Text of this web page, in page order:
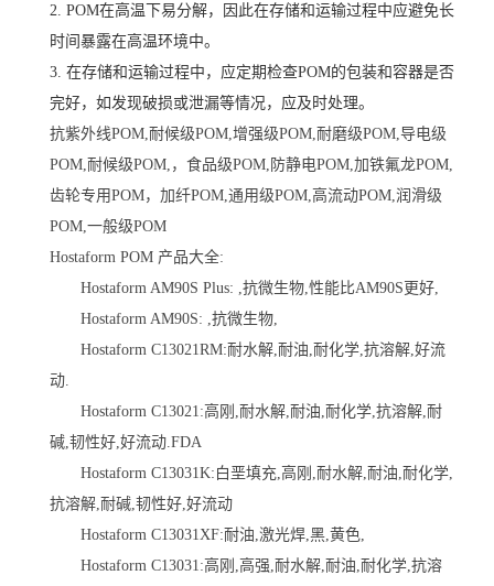
2. POM在高温下易分解，因此在存储和运输过程中应避免长
时间暴露在高温环境中。
3. 在存储和运输过程中，应定期检查POM的包装和容器是否
完好，如发现破损或泄漏等情况，应及时处理。
抗紫外线POM,耐候级POM,增强级POM,耐磨级POM,导电级
POM,耐候级POM,，食品级POM,防静电POM,加铁氟龙POM,
齿轮专用POM，加纤POM,通用级POM,高流动POM,润滑级
POM,一般级POM
Hostaform POM 产品大全:
Hostaform AM90S Plus: ,抗微生物,性能比AM90S更好,
Hostaform AM90S: ,抗微生物,
Hostaform C13021RM:耐水解,耐油,耐化学,抗溶解,好流
动.
Hostaform C13021:高刚,耐水解,耐油,耐化学,抗溶解,耐
碱,韧性好,好流动.FDA
Hostaform C13031K:白垩填充,高刚,耐水解,耐油,耐化学,
抗溶解,耐碱,韧性好,好流动
Hostaform C13031XF:耐油,激光焊,黑,黄色,
Hostaform C13031:高刚,高强,耐水解,耐油,耐化学,抗溶